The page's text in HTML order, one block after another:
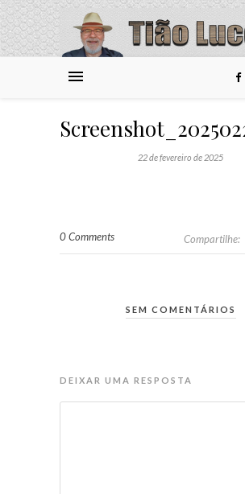
22 de fevereiro de 2025
0 Comments Compartilhe:
SEM COMENTÁRIOS
DEIXAR UMA RESPOSTA